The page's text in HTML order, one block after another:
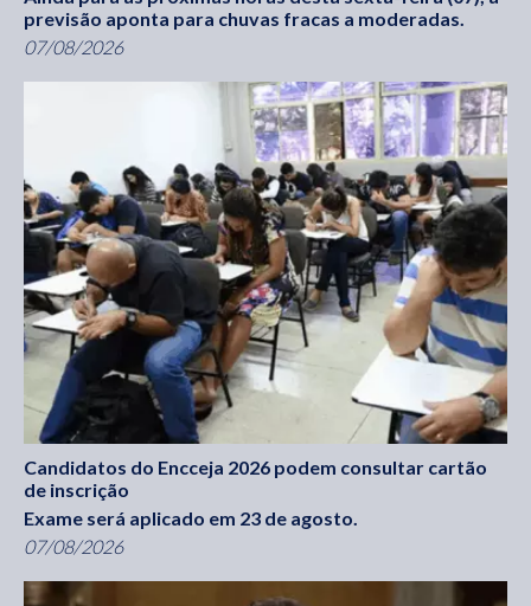
previsão aponta para chuvas fracas a moderadas.
07/08/2026
Candidatos do Encceja 2026 podem consultar cartão
de inscrição
Exame será aplicado em 23 de agosto.
07/08/2026